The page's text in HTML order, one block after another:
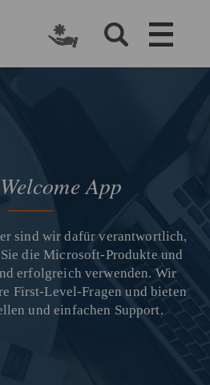
App
sind wir dafür verantwortlich,
die Microsoft-Produkte und
erfolgreich verwenden. Wir
First-Level-Fragen und bieten
und einfachen Support.